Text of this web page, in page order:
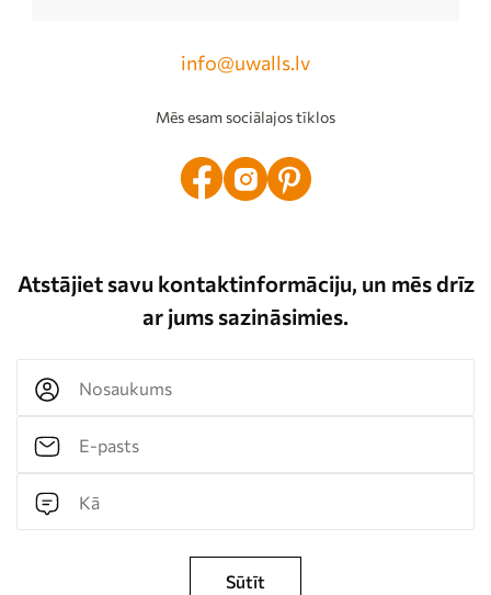
info@uwalls.lv
Mēs esam sociālajos tīklos
Atstājiet savu kontaktinformāciju, un mēs drīz
ar jums sazināsimies.
Sūtīt